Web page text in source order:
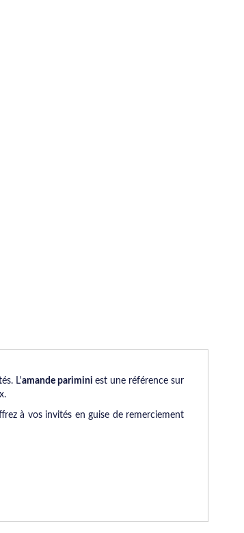
L'amande parimini est une référence sur
à vos invités en guise de remerciement